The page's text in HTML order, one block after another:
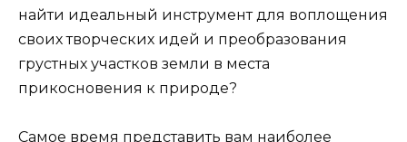
найти идеальный инструмент для воплощения
своих творческих идей и преобразования
грустных участков земли в места
прикосновения к природе?
Самое время представить вам наиболее